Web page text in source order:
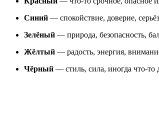
Синий — спокойствие, доверие,
Зелёный — природа, безопасность,
Жёлтый — радость, энергия,
Чёрный — стиль, сила, иногда что-то